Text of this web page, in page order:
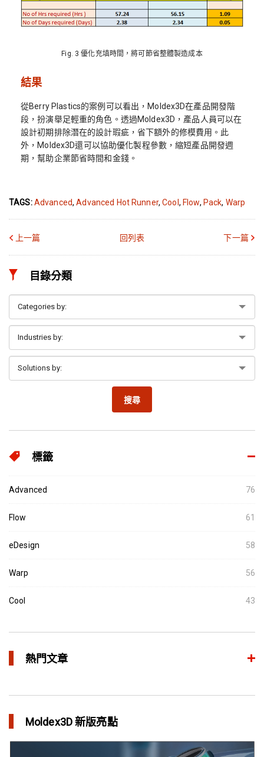
Fig. 3 優化充填時間，將可節省整體製造成本
結果
從Berry Plastics的案例可以看出，Moldex3D在產品開發階
段，扮演舉足輕重的角色。透過Moldex3D，產品人員可以在
設計初期排除潛在的設計瑕疵，省下額外的修模費用。此
外，Moldex3D還可以協助優化製程參數，縮短產品開發週
期，幫助企業節省時間和金錢。
TAGS:Advanced,Advanced Hot Runner,Cool , Flow, Pack, Warp
上一篇 回列表 下一篇
目錄分類
搜尋
標籤
Advanced 76
Flow 61
eDesign 58
Warp 56
Cool 43
熱門文章
Moldex3D 新版亮點